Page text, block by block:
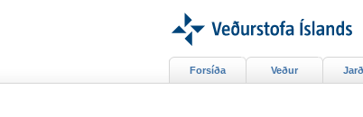
Forsíða Veður